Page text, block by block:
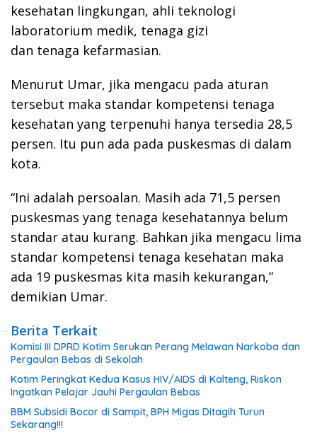
kesehatan lingkungan, ahli teknologi
laboratorium medik, tenaga gizi
dan tenaga kefarmasian.
Menurut Umar, jika mengacu pada aturan
tersebut maka standar kompetensi tenaga
kesehatan yang terpenuhi hanya tersedia 28,5
persen. Itu pun ada pada puskesmas di dalam
kota.
“Ini adalah persoalan. Masih ada 71,5 persen
puskesmas yang tenaga kesehatannya belum
standar atau kurang. Bahkan jika mengacu lima
standar kompetensi tenaga kesehatan maka
ada 19 puskesmas kita masih kekurangan,”
demikian Umar.
Berita Terkait
Komisi III DPRD Kotim Serukan Perang Melawan Narkoba dan
Pergaulan Bebas di Sekolah
Kotim Peringkat Kedua Kasus HIV/AIDS di Kalteng, Riskon
Ingatkan Pelajar Jauhi Pergaulan Bebas
BBM Subsidi Bocor di Sampit, BPH Migas Ditagih Turun
Sekarang!!!